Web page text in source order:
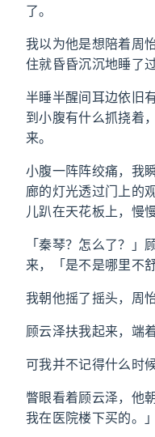
了。
我以为他是想陪着周
住就昏昏沉沉地睡了过
半睡半醒间耳边依旧
到小腹有什么抓挠着
来。
小腹一阵阵绞痛，我
廊的灯光透过门上的
儿趴在天花板上，慢
「秦琴？怎么了？」
来，「是不是哪里不
我朝他摇了摇头，周
顾云泽扶我起来，端
可我并不记得什么时
瞥眼看着顾云泽，他
我在医院楼下买的。」